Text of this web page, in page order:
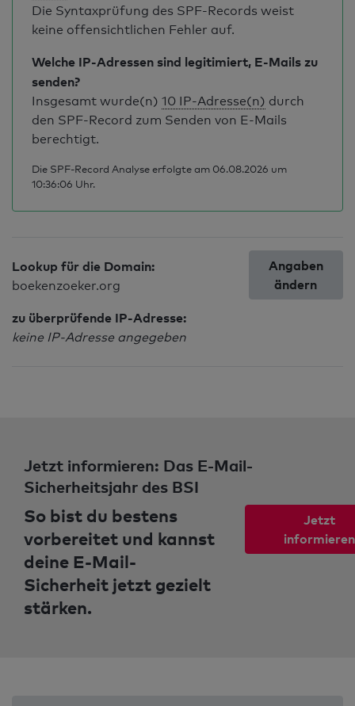
Die Syntaxprüfung des SPF-Records weist
keine offensichtlichen Fehler auf.
Welche IP-Adressen sind legitimiert, E-Mails zu
senden?
Insgesamt wurde(n) 10 IP-Adresse(n) durch
den SPF-Record zum Senden von E-Mails
berechtigt.
Die SPF-Record Analyse erfolgte am 06.08.2026 um
10:36:06 Uhr.
Lookup für die Domain:
boekenzoeker.org
zu überprüfende IP-Adresse:
keine IP-Adresse angegeben
Angaben
ändern
Jetzt informieren: Das E-Mail-
Sicherheitsjahr des BSI
So bist du bestens
vorbereitet und kannst
deine E-Mail-
Sicherheit jetzt gezielt
stärken.
Jetzt
informieren